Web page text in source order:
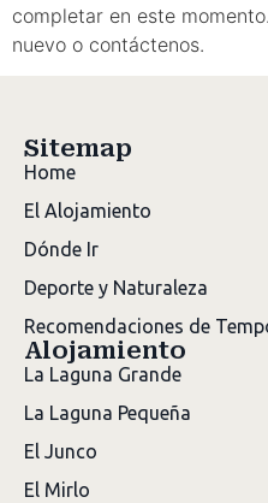
completar en este
nuevo o contáctenos.
Sitemap
Home
El Alojamiento
Dónde Ir
Deporte y Naturaleza
Recomendaciones de
Alojamiento
La Laguna Grande
La Laguna Pequeña
El Junco
El Mirlo